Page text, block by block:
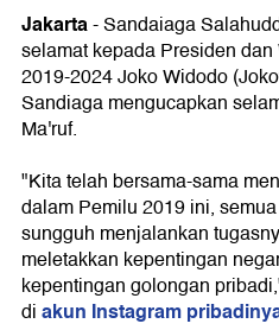
Jakarta-Sandaiaga
selamat kepada Presiden
2019-2024 Joko Widodo
Sandiaga mengucapkan
Ma'ruf.
"Kita telah bersama-sama
dalam Pemilu 2019 ini,
sungguh menjalankan
meletakkan kepentingan
kepentingan golongan
diakun Instagram